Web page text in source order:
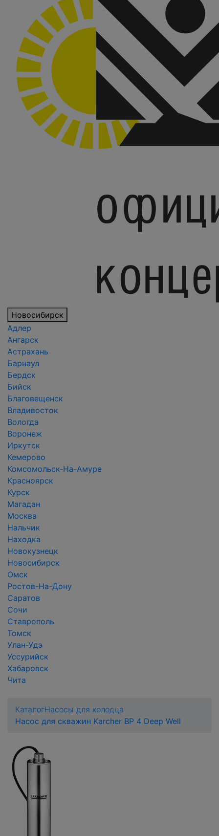
Новосибирск
Адлер
Ангарск
Астрахань
Барнаул
Бердск
Бийск
Благовещенск
Владивосток
Вологда
Воронеж
Иркутск
Кемерово
Комсомольск-На-Амуре
Красноярск
Курск
Магадан
Москва
Нальчик
Находка
Новокузнецк
Новосибирск
Омск
Ростов-На-Дону
Саратов
Сочи
Ставрополь
Томск
Улан-Удэ
Уссурийск
Хабаровск
Чита
КаталогНасосы для колодца
Насос для скважин Karcher BP 4 Deep Well